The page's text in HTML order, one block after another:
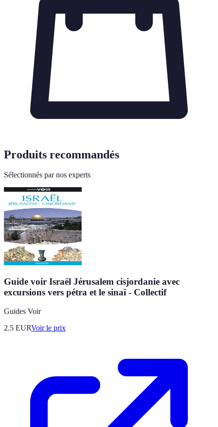
Produits recommandés
Sélectionnés par nos experts
Guide voir Israël Jérusalem cisjordanie avec
excursions vers pétra et le sinaï - Collectif
Guides Voir
2.5 EURVoir le prix